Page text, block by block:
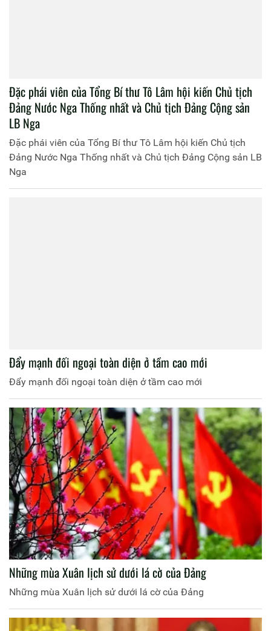
Đặc phái viên của Tổng Bí thư Tô Lâm hội kiến Chủ tịch
Đảng Nước Nga Thống nhất và Chủ tịch Đảng Cộng sản
LB Nga
Đặc phái viên của Tổng Bí thư Tô Lâm hội kiến Chủ tịch
Đảng Nước Nga Thống nhất và Chủ tịch Đảng Cộng sản LB
Nga
Đẩy mạnh đối ngoại toàn diện ở tầm cao mới
Đẩy mạnh đối ngoại toàn diện ở tầm cao mới
Những mùa Xuân lịch sử dưới lá cờ của Đảng
Những mùa Xuân lịch sử dưới lá cờ của Đảng